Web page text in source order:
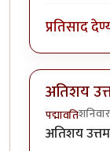
प्रतिसाद
अतिशय
पद्मावति
अतिशय